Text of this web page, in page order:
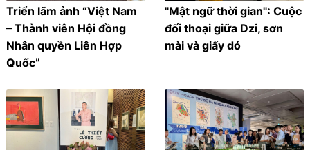
Triển lãm ảnh “Việt Nam
– Thành viên Hội đồng
Nhân quyền Liên Hợp
Quốc”
"Mật ngữ thời gian": Cuộc
đối thoại giữa Dzi, sơn
mài và giấy dó